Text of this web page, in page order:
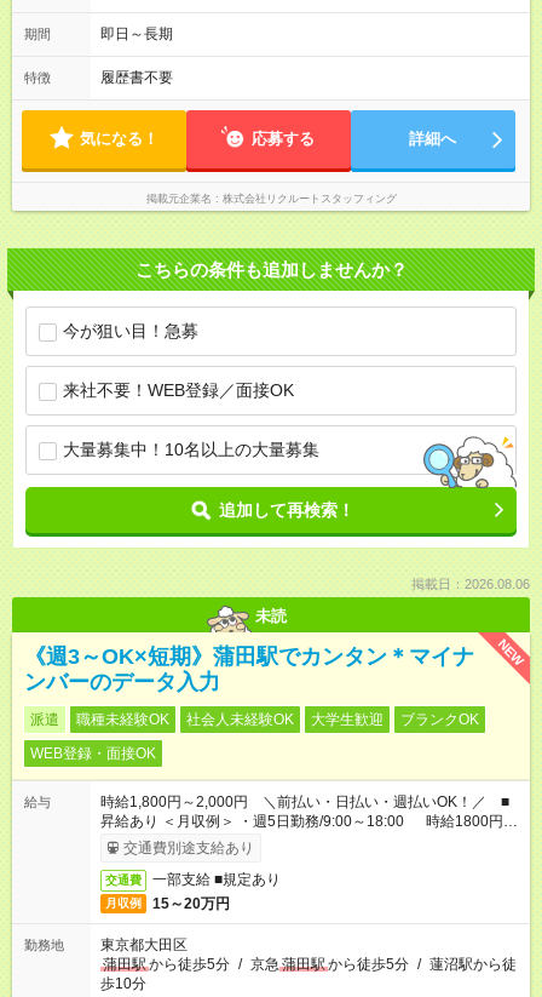
期間 即日～長期
特徴 履歴書不要
気になる！ 応募する 詳細へ
掲載元企業名 株式会社リクルートスタッフィング
こちらの条件も追加しませんか？
今が狙い目！急募
来社不要！WEB登録／面接OK
大量募集中！10名以上の大量募集
追加して再検索！
掲載日：2026.08.06
未読
NEW
《週3～OK×短期》蒲田駅でカンタン＊マイナ
ンバーのデータ入力
派遣 職種未経験OK 社会人未経験OK 大学生歓迎
ブランクOK
WEB登録・面接OK
給与
時給1,800円～2,000円 ＼前払い・日払い・週払いOK！／ ■
昇給あり ＜月収例＞ ・週5日勤務/9:00～18:00 時給1800円×8
時間×22日 ＝月収31万6,800円
交通費別途支給あり
交通費 一部支給 ■規定あり
月収例 15～20万円
勤務地
東京都大田区
蒲田駅から徒歩5分 / 京急 蒲田駅から徒歩5分 / 蓮沼駅から徒
歩10分